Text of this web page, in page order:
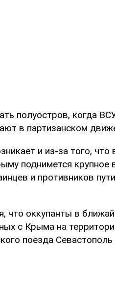
полуостров, когда
в партизанском
и из-за того, что
поднимется крупное
и противников
что оккупанты в
с Крыма на
поезда